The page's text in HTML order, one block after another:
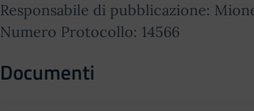
Responsabile di pubblicazione:
Numero Protocollo: 14566
Documenti